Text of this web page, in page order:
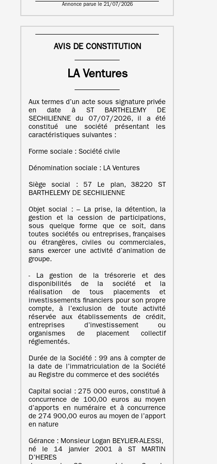
Annonce parue le 21/07/2026
AVIS DE CONSTITUTION
LA Ventures
Aux termes d’un acte sous signature privée
en date à ST BARTHELEMY DE
SECHILIENNE du 07/07/2026, il a été
constitué une société présentant les
caractéristiques suivantes :
Forme sociale : Société civile
Dénomination sociale : LA Ventures
Siège social : 57 Le plan, 38220 ST
BARTHELEMY DE SECHILIENNE
Objet social : – La prise, la détention, la
gestion et la cession de participations,
sous quelque forme que ce soit, dans
toutes sociétés ou entreprises, françaises
ou étrangères, civiles ou commerciales,
sans exercer une activité d’animation de
groupe.
- La gestion de la trésorerie et des
disponibilités de la société et la
réalisation de tous placements et
investissements financiers pour son propre
compte, à l’exclusion de toute activité
réservée aux établissements de crédit,
entreprises d’investissement ou
organismes de placement collectif
réglementés.
Durée de la Société : 99 ans à compter de
la date de l’immatriculation de la Société
au Registre du commerce et des sociétés
Capital social : 275 000 euros, constitué à
concurrence de 100,00 euros au moyen
d’apports en numéraire et à concurrence
de 274 900,00 euros au moyen de l’apport
en nature
Gérance : Monsieur Logan BEYLIER-ALESSI,
né le 14 janvier 2001 à ST MARTIN
D’HERES